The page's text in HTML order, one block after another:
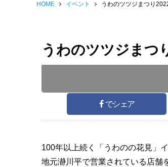
HOME イベント うわのツツジまつり
うわのツツジまつ
でシェア
100年以上続く「うわのの花見」
地元瀞川平で営業されている店舗